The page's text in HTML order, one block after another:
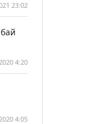
23:02
4:20
4:05